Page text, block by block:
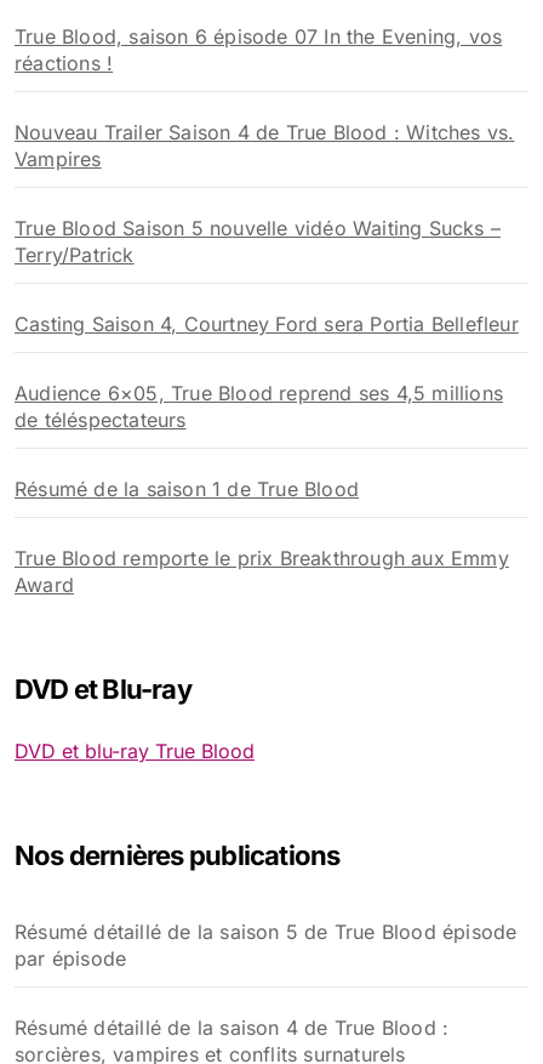
True Blood, saison 6 épisode 07 In the Evening, vos
réactions !
Nouveau Trailer Saison 4 de True Blood : Witches vs.
Vampires
True Blood Saison 5 nouvelle vidéo Waiting Sucks –
Terry/Patrick
Casting Saison 4, Courtney Ford sera Portia Bellefleur
Audience 6×05, True Blood reprend ses 4,5 millions
de téléspectateurs
Résumé de la saison 1 de True Blood
True Blood remporte le prix Breakthrough aux Emmy
Award
DVD et Blu-ray
DVD et blu-ray True Blood
Nos dernières publications
Résumé détaillé de la saison 5 de True Blood épisode
par épisode
Résumé détaillé de la saison 4 de True Blood :
sorcières, vampires et conflits surnaturels